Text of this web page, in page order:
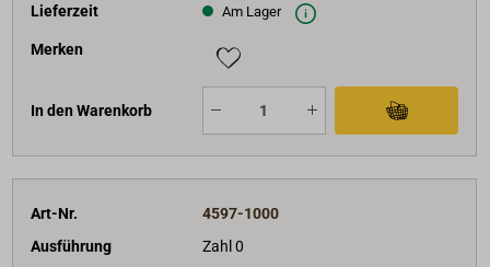
Lieferzeit Am Lager
Merken
In den Warenkorb
Art-Nr.
4597-1000
Ausführung
Zahl 0